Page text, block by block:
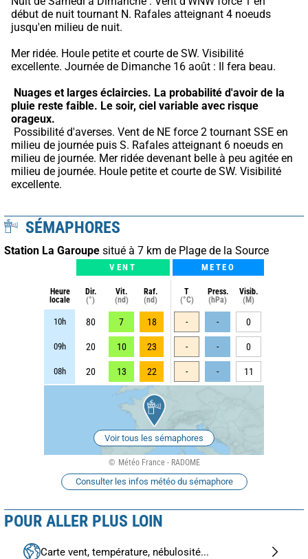
début de nuit tournant N. Rafales atteignant 4 noeuds
jusqu'en milieu de nuit.
Mer ridée. Houle petite et courte de SW. Visibilité
excellente. Journée de Dimanche 16 août : Il fera beau.
Nuages et larges éclaircies. La probabilité d'avoir de la
pluie reste faible. Le soir, ciel variable avec risque
orageux.
milieu de journée puis S. Rafales atteignant 6 noeuds en
milieu de journée. Mer ridée devenant belle à peu agitée en
milieu de journée. Houle petite et courte de SW. Visibilité
excellente.
SÉMAPHORES
Station La Garoupe situé à 7 km de Plage de la Source
VENT METEO
Heure
locale
Dir.
(°)
Vit.
(nd)
Raf.
(nd)
T
(°C)
Press.
(hPa)
Visib.
(M)
10h 80 7 18 - - 0
09h 20 10 23 - - 0
08h 20 13 22 - - 11
Voir tous les sémaphores
Météo France - RADOME
Consulter les infos météo du sémaphore
POUR ALLER PLUS LOIN
Carte vent, température, nébulosité...